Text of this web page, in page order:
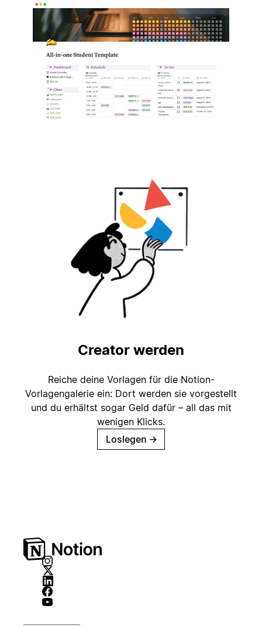
Creator werden
Reiche deine Vorlagen für die Notion-
Vorlagengalerie ein: Dort werden sie vorgestellt
und du erhältst sogar Geld dafür – all das mit
wenigen Klicks.
Loslegen →